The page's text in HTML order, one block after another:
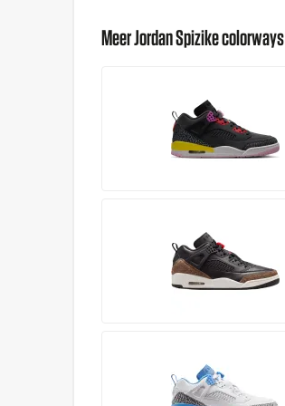
Meer Jordan Spizike colorways